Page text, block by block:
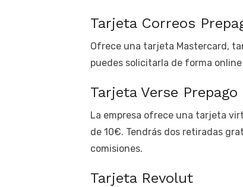
Tarjeta Correos
Ofrece una tarjeta Mastercard,
puedes solicitarla de forma
Tarjeta Verse Prepago
La empresa ofrece una tarjeta
de 10€. Tendrás dos retiradas
comisiones.
Tarjeta Revolut